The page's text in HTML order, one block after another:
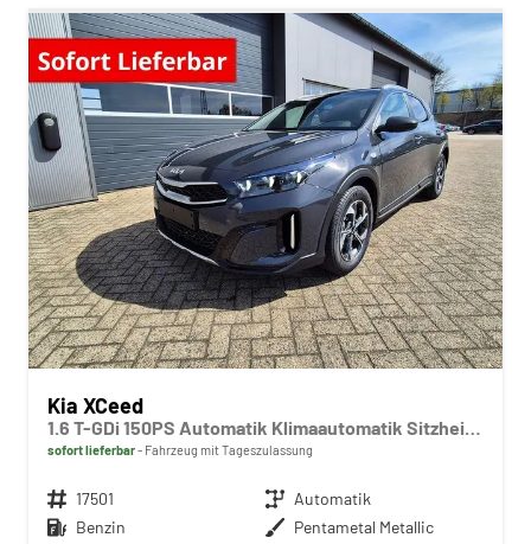
Kia XCeed
1.6 T-GDi 150PS Automatik Klimaautomatik Sitzheizung Lenkradheizung Navi PDC Rückf.Kamera abged.Scheiben Apple CarPlay Android Auto
sofort lieferbar Fahrzeug mit Tageszulassung
Fahrzeugnr. 17501 Getriebe Automatik
Kraftstoff Benzin Außenfarbe Pentametal Metallic